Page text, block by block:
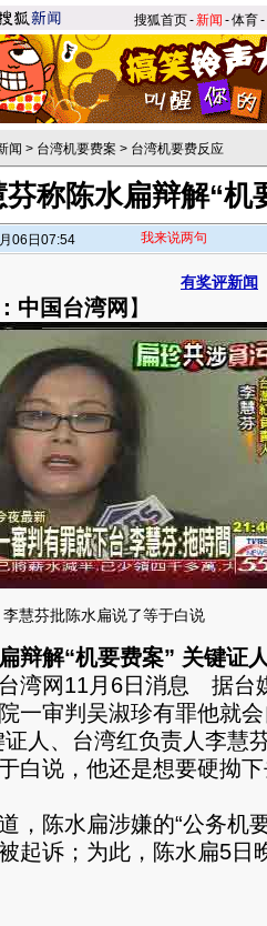
搜狐首页-新闻 -体育-
闻 > 台湾机要费案 > 台湾机要费反应
芬称陈水扁辩解“机
06日07:54 我来说两句
有奖评新闻
中国台湾网 】
李慧芬批陈水扁说了等于白说
辩解“机要费案” 关键
网11月6日消息 据台
一审判吴淑珍有罪他就
证人、台湾红负责人李慧
白说，他还是想要硬拗
陈水扁涉嫌的“公务机
起诉；为此，陈水扁5日